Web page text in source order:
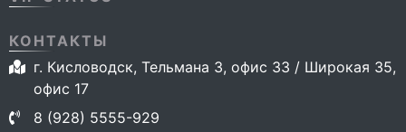
КОНТАКТЫ
г. Кисловодск, Тельмана 3, офис 33 / Широкая 35,
офис 17
8 (928) 5555-929